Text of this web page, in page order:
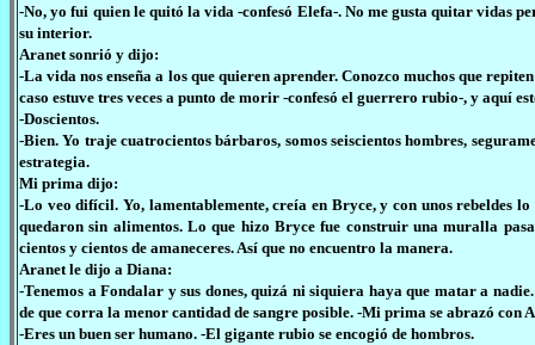
-No, yo fui quien le quitó la vida -confesó Elefa-. No me gusta quitar vidas
su interior.
Aranet sonrió y dijo:
-La vida nos enseña a los que quieren aprender. Conozco muchos que
caso estuve tres veces a punto de morir -confesó el guerrero rubio-, y aquí
-Doscientos.
-Bien. Yo traje cuatrocientos bárbaros, somos seiscientos hombres,
estrategia.
Mi prima dijo:
-Lo veo difícil. Yo, lamentablemente, creía en Bryce, y con unos rebeldes
quedaron sin alimentos. Lo que hizo Bryce fue construir una muralla
cientos y cientos de amaneceres. Así que no encuentro la manera.
Aranet le dijo a Diana:
-Tenemos a Fondalar y sus dones, quizá ni siquiera haya que matar a
de que corra la menor cantidad de sangre posible. -Mi prima se abrazó con
-Eres un buen ser humano. -El gigante rubio se encogió de hombros.